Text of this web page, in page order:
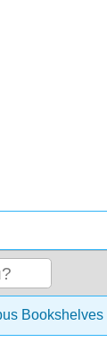
Bookshelves